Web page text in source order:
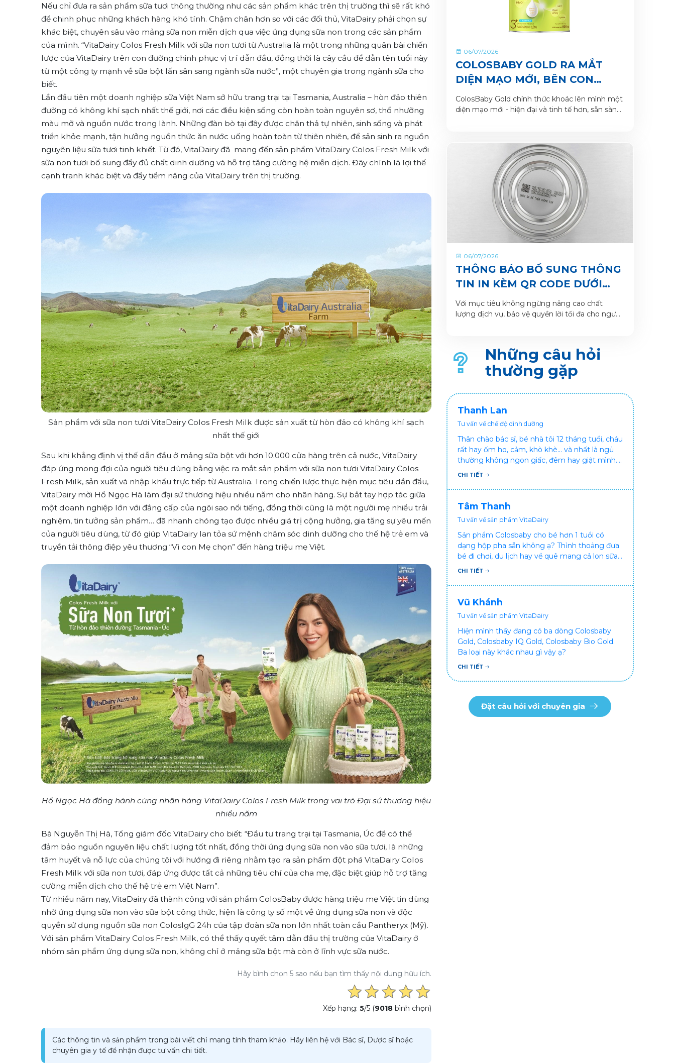
Nếu chỉ đưa ra sản phẩm sữa tươi thông thường như các sản phẩm khác trên thị trường thì sẽ rất khó
để chinh phục những khách hàng khó tính. Chậm chân hơn so với các đối thủ, VitaDairy phải chọn sự
khác biệt, chuyên sâu vào mảng sữa non miễn dịch qua việc ứng dụng sữa non trong các sản phẩm
của mình. “VitaDairy Colos Fresh Milk với sữa non tươi từ Australia là một trong những quân bài chiến
lược của VitaDairy trên con đường chinh phục vị trí dẫn đầu, đồng thời là cây cầu để dẫn tên tuổi này
từ một công ty mạnh về sữa bột lấn sân sang ngành sữa nước”, một chuyên gia trong ngành sữa cho
biết.
Lần đầu tiên một doanh nghiệp sữa Việt Nam sở hữu trang trại tại Tasmania, Australia – hòn đảo thiên
đường có không khí sạch nhất thế giới, nơi các điều kiện sống còn hoàn toàn nguyên sơ, thổ nhưỡng
màu mỡ và nguồn nước trong lành. Những đàn bò tại đây được chăn thả tự nhiên, sinh sống và phát
triển khỏe mạnh, tận hưởng nguồn thức ăn nước uống hoàn toàn từ thiên nhiên, để sản sinh ra nguồn
nguyên liệu sữa tươi tinh khiết. Từ đó, VitaDairy đã mang đến sản phẩm VitaDairy Colos Fresh Milk với
sữa non tươi bổ sung đầy đủ chất dinh dưỡng và hỗ trợ tăng cường hệ miễn dịch. Đây chính là lợi thế
cạnh tranh khác biệt và đầy tiềm năng của VitaDairy trên thị trường.
Sản phẩm với sữa non tươi VitaDairy Colos Fresh Milk được sản xuất từ hòn đảo có không khí sạch
nhất thế giới
Sau khi khẳng định vị thế dẫn đầu ở mảng sữa bột với hơn 10.000 cửa hàng trên cả nước, VitaDairy
đáp ứng mong đợi của người tiêu dùng bằng việc ra mắt sản phẩm với sữa non tươi VitaDairy Colos
Fresh Milk, sản xuất và nhập khẩu trực tiếp từ Australia. Trong chiến lược thực hiện mục tiêu dẫn đầu,
VitaDairy mời Hồ Ngọc Hà làm đại sứ thương hiệu nhiều năm cho nhãn hàng. Sự bắt tay hợp tác giữa
một doanh nghiệp lớn với đẳng cấp của ngôi sao nổi tiếng, đồng thời cũng là một người mẹ nhiều trải
nghiệm, tin tưởng sản phẩm… đã nhanh chóng tạo được nhiều giá trị cộng hưởng, gia tăng sự yêu mến
của người tiêu dùng, từ đó giúp VitaDairy lan tỏa sứ mệnh chăm sóc dinh dưỡng cho thế hệ trẻ em và
truyền tải thông điệp yêu thương “Vì con Mẹ chọn” đến hàng triệu mẹ Việt.
Hồ Ngọc Hà đồng hành cùng nhãn hàng VitaDairy Colos Fresh Milk trong vai trò Đại sứ thương hiệu
nhiều năm
Bà Nguyễn Thị Hà, Tổng giám đốc VitaDairy cho biết: “Đầu tư trang trại tại Tasmania, Úc để có thể
đảm bảo nguồn nguyên liệu chất lượng tốt nhất, đồng thời ứng dụng sữa non vào sữa tươi, là những
tâm huyết và nỗ lực của chúng tôi với hướng đi riêng nhằm tạo ra sản phẩm đột phá VitaDairy Colos
Fresh Milk với sữa non tươi, đáp ứng được tất cả những tiêu chí của cha mẹ, đặc biệt giúp hỗ trợ tăng
cường miễn dịch cho thế hệ trẻ em Việt Nam”.
Từ nhiều năm nay, VitaDairy đã thành công với sản phẩm ColosBaby được hàng triệu mẹ Việt tin dùng
nhờ ứng dụng sữa non vào sữa bột công thức, hiện là công ty số một về ứng dụng sữa non và độc
quyền sử dụng nguồn sữa non ColoslgG 24h của tập đoàn sữa non lớn nhất toàn cầu Pantheryx (Mỹ).
Với sản phẩm VitaDairy Colos Fresh Milk, có thể thấy quyết tâm dẫn đầu thị trường của VitaDairy ở
nhóm sản phẩm ứng dụng sữa non, không chỉ ở mảng sữa bột mà còn ở lĩnh vực sữa nước.
Hãy bình chọn 5 sao nếu bạn tìm thấy nội dung hữu ích.
Xếp hạng: 5/5 (9018bình chọn)
Các thông tin và sản phẩm trong bài viết chỉ mang tính tham khảo. Hãy liên hệ với Bác sĩ, Dược sĩ hoặc
chuyên gia y tế để nhận được tư vấn chi tiết.
06/07/2026
COLOSBABY GOLD RA MẮT
DIỆN MẠO MỚI, BÊN CON
TRONG HÀNH TRÌNH LỚN
KHÔN
ColosBaby Gold chính thức khoác lên mình một
diện mạo mới - hiện đại và tinh tế hơn, sẵn sàng
06/07/2026
THÔNG BÁO BỔ SUNG THÔNG
TIN IN KÈM QR CODE DƯỚI
ĐÁY LON VÀ HỘP SẢN PHẨM
Với mục tiêu không ngừng nâng cao chất
lượng dịch vụ, bảo vệ quyền lời tối đa cho người
dung in dưới đáy lon và hộp sản phẩm chi tiết
như sau:
Những câu hỏi
thường gặp
Thanh Lan
Tư vấn về chế độ dinh dưỡng
Thân chào bác sĩ, bé nhà tôi 12 tháng tuổi, cháu
rất hay ốm ho, cảm, khò khè... và nhất là ngủ
thường không ngon giấc, đêm hay giật mình.
Vậy xin hỏi bác sĩ, bé bị tình trạng vậy nên làm
ạ? Thấy cháu vậy gia đình ai cũng xót, mẹ cũng
cực vì chăm cháu hay ốm ạ?. Cảm ơn bác sĩ.
CHI TIẾT
Tâm Thanh
Tư vấn về sản phẩm VitaDairy
Sản phẩm Colosbaby cho bé hơn 1 tuổi có
dạng hộp pha sẵn không ạ? Thỉnh thoảng đưa
bé đi chơi, du lịch hay về quê mang cả lon sữa
khá bất tiện mà mình không muốn đổi cho bé
hưởng sức khỏe!
CHI TIẾT
Vũ Khánh
Tư vấn về sản phẩm VitaDairy
Hiện mình thấy đang có ba dòng Colosbaby
Gold, Colosbaby IQ Gold, Colosbaby Bio Gold.
Ba loại này khác nhau gì vậy ạ?
CHI TIẾT
Đặt câu hỏi với chuyên gia